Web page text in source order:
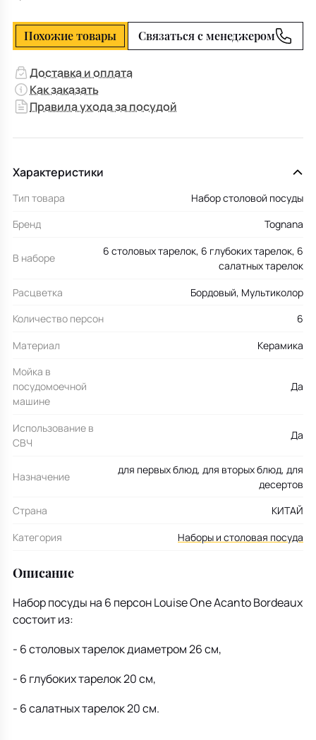
Похожие товары Связаться с менеджером
Доставка и оплата
Как заказать
Правила ухода за посудой
Характеристики
Тип товара
Набор столовой посуды
Бренд
Tognana
В наборе
6 столовых тарелок, 6 глубоких тарелок, 6
салатных тарелок
Расцветка
Бордовый, Мультиколор
Количество персон
6
Материал
Керамика
Мойка в
посудомоечной
машине
Да
Использование в
СВЧ
Да
Назначение
для первых блюд, для вторых блюд, для
десертов
Страна
КИТАЙ
Категория
Наборы и столовая посуда
Описание
Набор посуды на 6 персон Louise One Acanto Bordeaux
состоит из:
- 6 столовых тарелок диаметром 26 см,
- 6 глубоких тарелок 20 см,
- 6 салатных тарелок 20 см.